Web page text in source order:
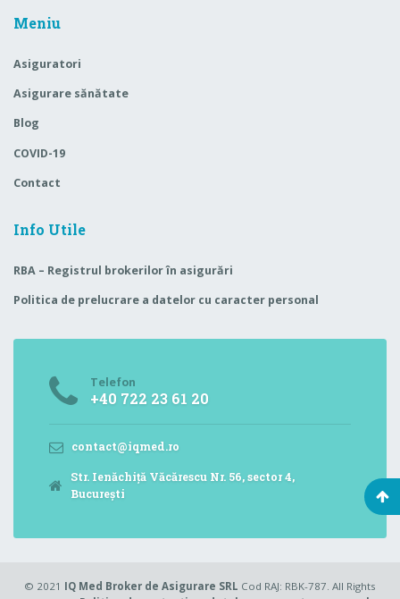
Meniu
Asiguratori
Asigurare sănătate
Blog
COVID-19
Contact
Info Utile
RBA – Registrul brokerilor în asigurări
Politica de prelucrare a datelor cu caracter personal
Telefon
+40 722 23 61 20
contact@iqmed.ro
Str. Ienăchiță Văcărescu Nr. 56, sector 4,
București
© 2021 IQ Med Broker de Asigurare SRL Cod RAJ: RBK-787. All Rights